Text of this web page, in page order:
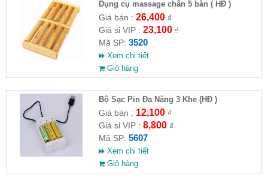
Dụng cụ massage chân 5 bàn ( HĐ )
Giá bán : 26,400₫
Giá sỉ VIP : 23,100₫
Mã SP: 3520
Xem chi tiết
Giỏ hàng
Bộ Sạc Pin Đa Năng 3 Khe (HĐ )
Giá bán : 12,100₫
Giá sỉ VIP : 8,800₫
Mã SP: 5607
Xem chi tiết
Giỏ hàng